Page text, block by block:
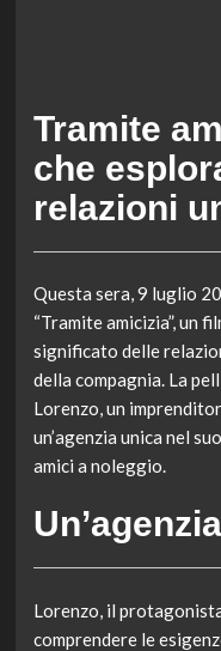
Tramite
che
relazioni
Questa sera, 9 luglio
“Tramite amicizia”, un
significato delle
della compagnia. La
Lorenzo, un
un’agenzia unica nel
amici a noleggio.
Lorenzo, il
comprendere le